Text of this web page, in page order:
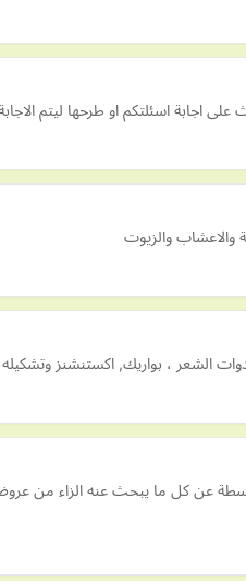
اجابة اسئلتكم او طرحها ليتم
والاعشاب والزيوت
كل ما يبحث عنه الزاء من عروض